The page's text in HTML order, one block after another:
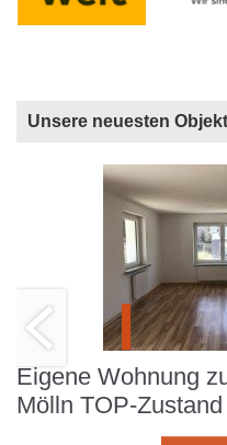
Unsere neuesten
Eigene Wohnung
Mölln TOP-Zustand